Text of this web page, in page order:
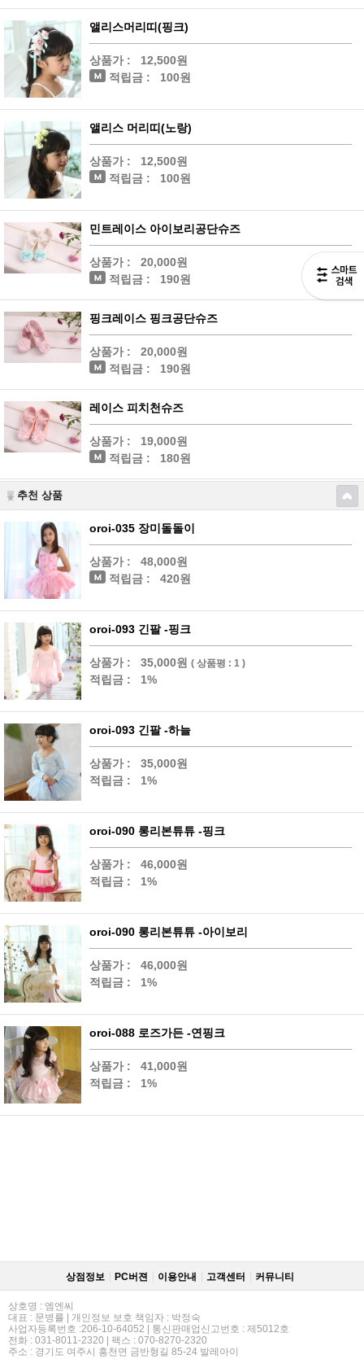
앨리스머리띠(핑크)
상품가 :
12,500원
적립금 :
100원
앨리스 머리띠(노랑)
상품가 :
12,500원
적립금 :
100원
민트레이스 아이보리공단슈즈
상품가 :
20,000원
적립금 :
190원
핑크레이스 핑크공단슈즈
상품가 :
20,000원
적립금 :
190원
레이스 피치천슈즈
상품가 :
19,000원
적립금 :
180원
추천 상품
oroi-035 장미돌돌이
상품가 :
48,000원
적립금 :
420원
oroi-093 긴팔 -핑크
상품가 : 35,000원 ( 상품평 : 1 )
적립금 : 1%
oroi-093 긴팔 -하늘
상품가 :
35,000원
적립금 :
1%
oroi-090 롱리본튜튜 -핑크
상품가 :
46,000원
적립금 :
1%
oroi-090 롱리본튜튜 -아이보리
상품가 :
46,000원
적립금 :
1%
oroi-088 로즈가든 -연핑크
상품가 :
41,000원
적립금 :
1%
상점정보 PC버젼 이용안내 고객센터 커뮤니티
상호명 : 엠엔씨
대표 : 문병률 | 개인정보 보호 책임자 : 박정숙
사업자등록번호 :206-10-64052 | 통신판매업신고번호 : 제5012호
전화 : 031-8011-2320 | 팩스 : 070-8270-2320
주소 : 경기도 여주시 흥천면 금반형길 85-24 발레아이